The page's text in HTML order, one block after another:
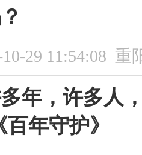
29 11:54:08 重
年，许多人
百年守护》